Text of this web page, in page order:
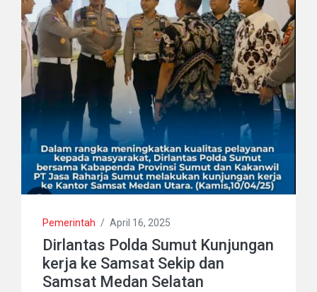
Pemerintah / April 16, 2025
Dirlantas Polda Sumut Kunjungan
kerja ke Samsat Sekip dan
Samsat Medan Selatan